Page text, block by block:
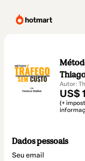
Autor:
US$
(+
Dados pessoais
Seu email